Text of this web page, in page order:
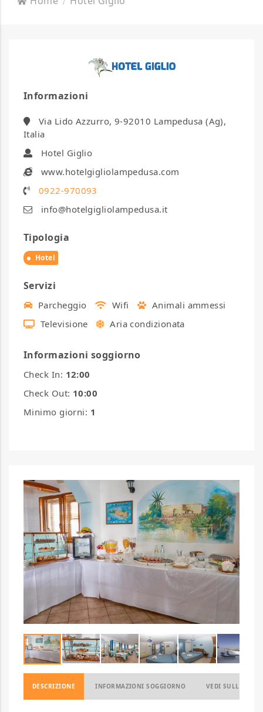
Informazioni
Via Lido Azzurro, 9-92010 Lampedusa (Ag),
Italia
Hotel Giglio
www.hotelgigliolampedusa.com
0922-970093
info@hotelgigliolampedusa.it
Tipologia
Hotel
Servizi
Parcheggio Wifi
Animali ammessi
Televisione
Aria condizionata
Informazioni soggiorno
Check In: 12:00
Check Out: 10:00
Minimo giorni: 1
DESCRIZIONE INFORMAZIONI SOGGIORNO VEDI SULLA